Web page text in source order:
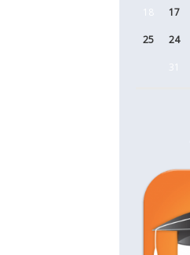
17
18
24
25
31